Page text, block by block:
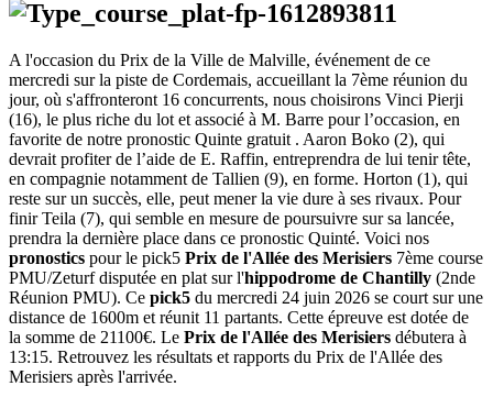
A l'occasion du Prix de la Ville de Malville, événement de ce
mercredi sur la piste de Cordemais, accueillant la 7ème réunion du
jour, où s'affronteront 16 concurrents, nous choisirons Vinci Pierji
(16), le plus riche du lot et associé à M. Barre pour l’occasion, en
favorite de notre pronostic Quinte gratuit . Aaron Boko (2), qui
devrait profiter de l’aide de E. Raffin, entreprendra de lui tenir tête,
en compagnie notamment de Tallien (9), en forme. Horton (1), qui
reste sur un succès, elle, peut mener la vie dure à ses rivaux. Pour
finir Teila (7), qui semble en mesure de poursuivre sur sa lancée,
prendra la dernière place dans ce pronostic Quinté. Voici nos
pronostics pour le pick5 Prix de l'Allée des Merisiers 7ème course
PMU/Zeturf disputée en plat sur l'hippodrome de Chantilly (2nde
Réunion PMU). Ce pick5 du mercredi 24 juin 2026 se court sur une
distance de 1600m et réunit 11 partants. Cette épreuve est dotée de
la somme de 21100€. Le Prix de l'Allée des Merisiers débutera à
13:15. Retrouvez les résultats et rapports du Prix de l'Allée des
Merisiers après l'arrivée.